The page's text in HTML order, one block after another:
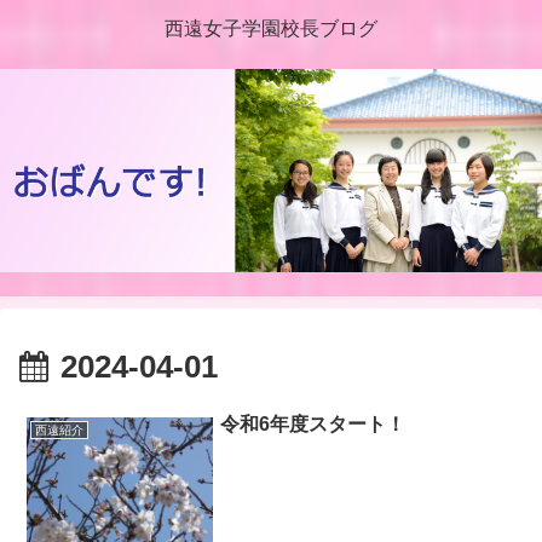
西遠女子学園校長ブログ
2024-04-01
西遠紹介 令和6年度スタート！